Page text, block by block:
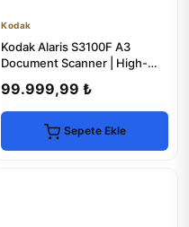
Kodak
Kodak Alaris S3100F A3
Document Scanner | High-
99.999,99 ₺
Sepete Ekle